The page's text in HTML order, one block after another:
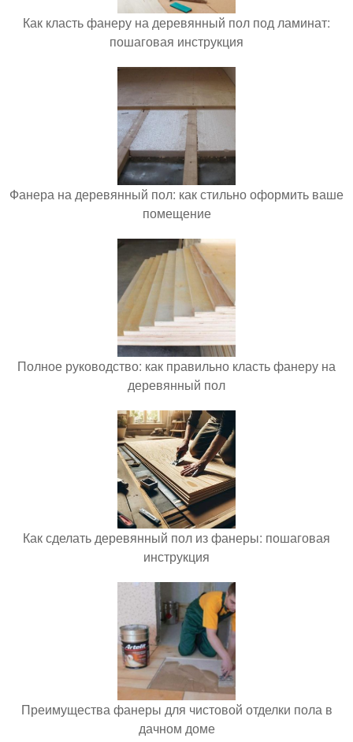
Как класть фанеру на деревянный пол под ламинат:
пошаговая инструкция
Фанера на деревянный пол: как стильно оформить ваше
помещение
Полное руководство: как правильно класть фанеру на
деревянный пол
Как сделать деревянный пол из фанеры: пошаговая
инструкция
Преимущества фанеры для чистовой отделки пола в
дачном доме